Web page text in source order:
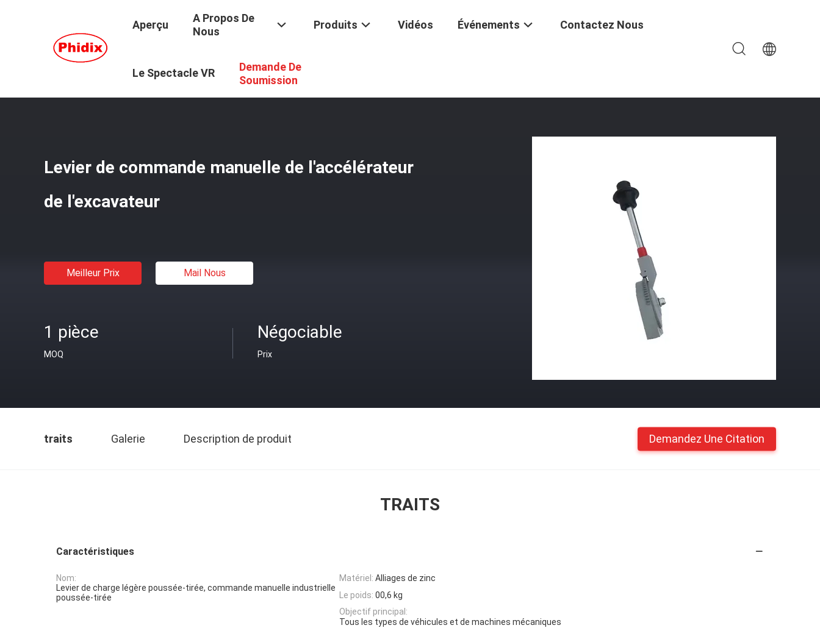
Aperçu
A Propos De
Nous
Produits Vidéos Événements Contactez Nous
Le Spectacle VR
Demande De
Soumission
Levier De Commande De Main / Levier De Commande Manuelle De L'accélérateur De L'excavateur
Levier de commande manuelle de l'accélérateur
de l'excavateur
Meilleur Prix Mail Nous
1 pièce
MOQ
Négociable
Prix
traits Galerie Description de produit Demandez Une Citation
TRAITS
Caractéristiques
Nom:
Levier de charge légère poussée-tirée, commande manuelle industrielle
poussée-tirée
Matériel: Alliages de zinc
Le poids: 00,6 kg
Objectif principal:
Tous les types de véhicules et de machines mécaniques